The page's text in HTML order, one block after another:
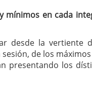
alejamiento global de
Prosiguen a la
mayo 24, 2013
Aún con
y entonces si se podría
mínimos en cada
desde la vertiente
de los
presentando los